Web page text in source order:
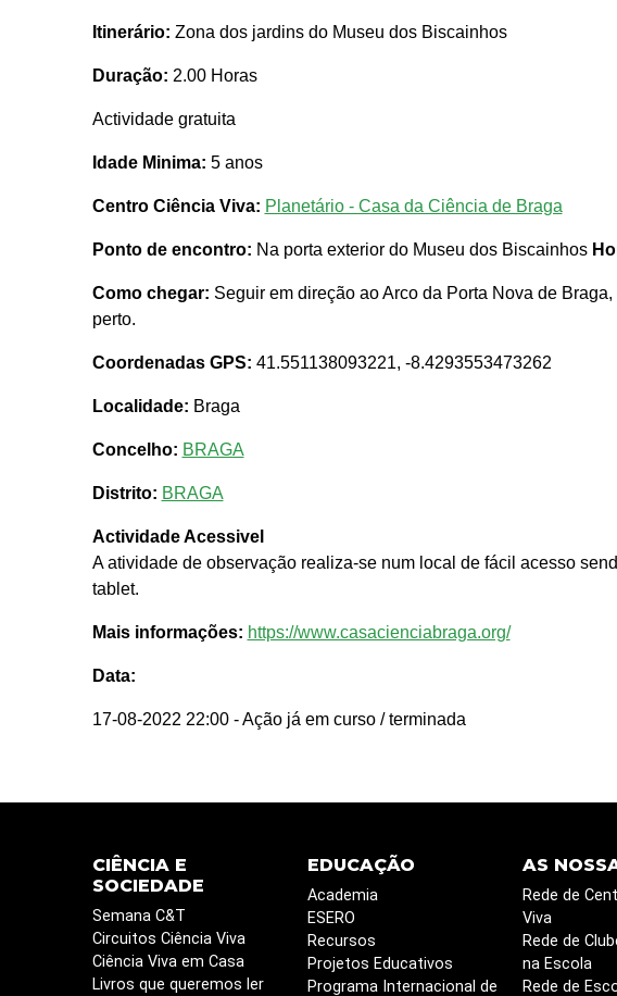
Itinerário: Zona dos jardins do Museu dos Biscainhos
Duração: 2.00 Horas
Actividade gratuita
Idade Minima: 5 anos
Centro Ciência Viva: Planetário - Casa da Ciência de Braga
Ponto de encontro: Na porta exterior do Museu dos Biscainhos
Como chegar: Seguir em direção ao Arco da Porta Nova de
perto.
Coordenadas GPS: 41.551138093221, -8.4293553473262
Localidade: Braga
Concelho: BRAGA
Distrito: BRAGA
Actividade Acessivel
A atividade de observação realiza-se num local de fácil acesso
tablet.
Mais informações: https://www.casacienciabraga.org/
Data:
17-08-2022 22:00 - Ação já em curso / terminada
CIÊNCIA E
SOCIEDADE
Semana C&T
Circuitos Ciência Viva
Ciência Viva em Casa
Livros que queremos ler
EDUCAÇÃO
Academia
ESERO
Recursos
Projetos Educativos
Programa Internacional de
AS
Rede de
Viva
Rede de
na Escola
Rede de